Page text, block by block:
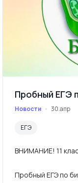
Пробный ЕГЭ
Новости 30.апр
ЕГЭ
ВНИМАНИЕ! 11
Пробный ЕГЭ по